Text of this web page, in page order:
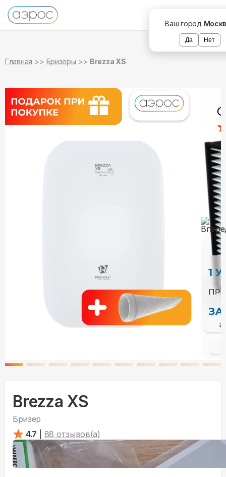
Ваш город
Да Нет
Главная Бризеры Brezza XS
Brezza XS
Бризер
4.7
88 отзывов(а)
в наличии